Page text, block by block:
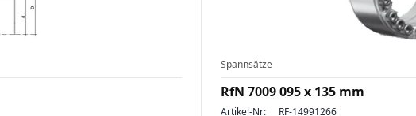
Spannsätze
RfN 7009 095 x 135 mm
Artikel-Nr: RF-14991266